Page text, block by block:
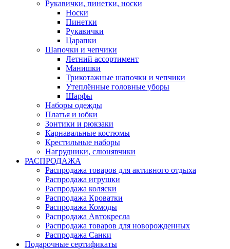
Рукавички, пинетки, носки
Носки
Пинетки
Рукавички
Царапки
Шапочки и чепчики
Летний ассортимент
Манишки
Трикотажные шапочки и чепчики
Утеплённые головные уборы
Шарфы
Наборы одежды
Платья и юбки
Зонтики и рюкзаки
Карнавальные костюмы
Крестильные наборы
Нагрудники, слюнявчики
РАСПРОДАЖА
Распродажа товаров для активного отдыха
Распродажа игрушки
Распродажа коляски
Распродажа Кроватки
Распродажа Комоды
Распродажа Автокресла
Распродажа товаров для новорожденных
Распродажа Санки
Подарочные сертификаты